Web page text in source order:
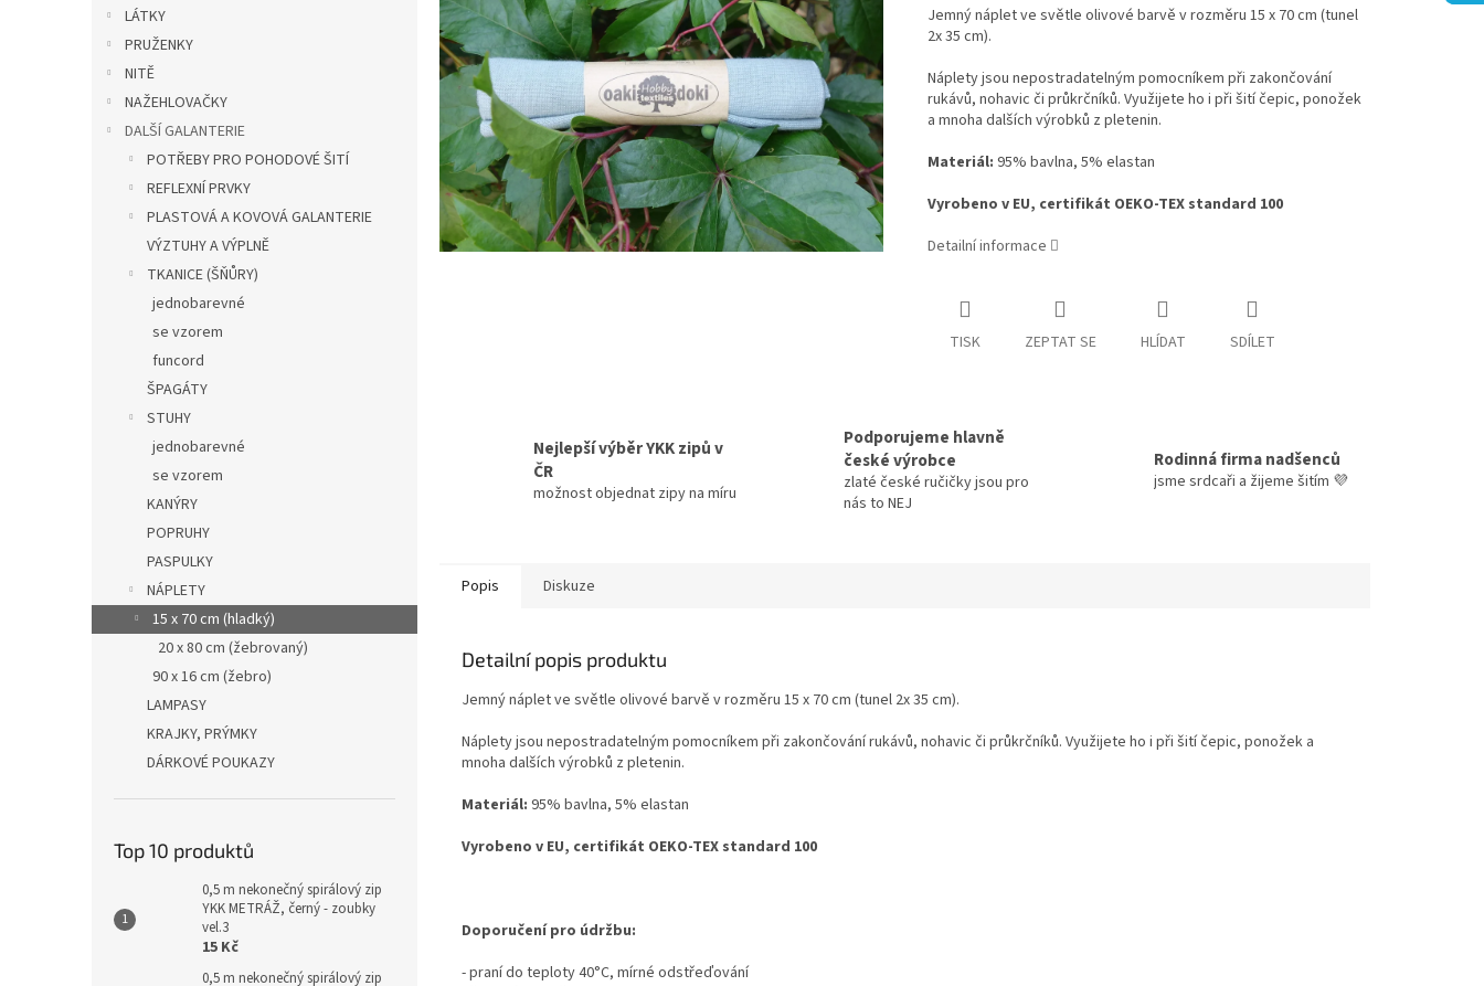
LÁTKY
PRUŽENKY
NITĚ
NAŽEHLOVAČKY
DALŠÍ GALANTERIE
POTŘEBY PRO POHODOVÉ ŠITÍ
REFLEXNÍ PRVKY
PLASTOVÁ A KOVOVÁ GALANTERIE
VÝZTUHY A VÝPLNĚ
TKANICE (ŠŇŮRY)
jednobarevné
se vzorem
funcord
ŠPAGÁTY
STUHY
jednobarevné
se vzorem
KANÝRY
POPRUHY
PASPULKY
NÁPLETY
15 x 70 cm (hladký)
20 x 80 cm (žebrovaný)
90 x 16 cm (žebro)
LAMPASY
KRAJKY, PRÝMKY
DÁRKOVÉ POUKAZY
Top 10 produktů
0,5 m nekonečný spirálový zip
YKK METRÁŽ, černý - zoubky
vel.3
15 Kč
0,5 m nekonečný spirálový zip
Jemný náplet ve světle olivové barvě v rozměru 15 x 70 cm (tunel
2x 35 cm).
Náplety jsou nepostradatelným pomocníkem při zakončování
rukávů, nohavic či průkrčníků. Využijete ho i při šití čepic, ponožek
a mnoha dalších výrobků z pletenin.
Materiál: 95% bavlna, 5% elastan
Vyrobeno v EU, certifikát OEKO-TEX standard 100
Detailní informace
TISK ZEPTAT SE HLÍDAT SDÍLET
Nejlepší výběr YKK zipů v
ČR
možnost objednat zipy na míru
Podporujeme hlavně
české výrobce
zlaté české ručičky jsou pro
nás to NEJ
Rodinná firma nadšenců
jsme srdcaři a žijeme šitím 💜
Popis Diskuze
Detailní popis produktu
Jemný náplet ve světle olivové barvě v rozměru 15 x 70 cm (tunel 2x 35 cm).
Náplety jsou nepostradatelným pomocníkem při zakončování rukávů, nohavic či průkrčníků. Využijete ho i při šití čepic, ponožek a
mnoha dalších výrobků z pletenin.
Materiál: 95% bavlna, 5% elastan
Vyrobeno v EU, certifikát OEKO-TEX standard 100
Doporučení pro údržbu:
- praní do teploty 40°C, mírné odstřeďování